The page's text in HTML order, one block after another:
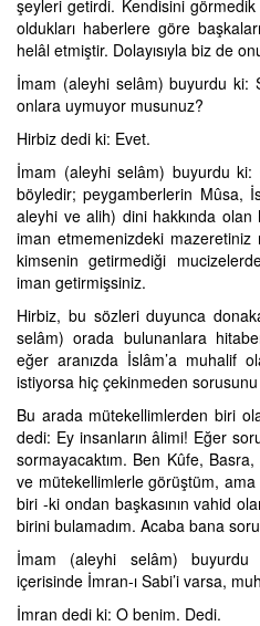
şeyleri getirdi. Kendisini
oldukları haberlere göre
helâl etmiştir. Dolayısıyla biz de
İmam (aleyhi selâm) buyurdu ki:
onlara uymuyor musunuz?
Hirbiz dedi ki: Evet.
İmam (aleyhi selâm) buyurdu
böyledir; peygamberlerin Mûsa,
aleyhi ve alih) dini hakkında
iman etmemenizdeki
kimsenin getirmediği
iman getirmişsiniz.
Hirbiz, bu sözleri duyunca
selâm) orada bulunanlara
eğer aranızda İslâm’a muhalif
istiyorsa hiç çekinmeden
Bu arada mütekellimlerden biri
dedi: Ey insanların âlimi! Eğer
sormayacaktım. Ben Kûfe,
ve mütekellimlerle görüştüm, ama
biri -ki ondan başkasının vahid
birini bulamadım. Acaba bana
İmam (aleyhi selâm)
içerisinde İmran-ı Sabi’i varsa,
İmran dedi ki: O benim. Dedi.